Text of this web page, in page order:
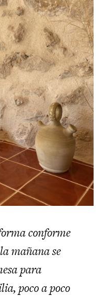
conforme
mañana se
para
poco a poco